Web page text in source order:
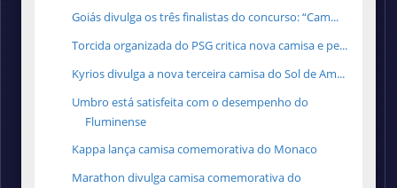
Goiás divulga os três finalistas do concurso: “Cam...
Torcida organizada do PSG critica nova camisa e pe...
Kyrios divulga a nova terceira camisa do Sol de Am...
Umbro está satisfeita com o desempenho do
Fluminense
Kappa lança camisa comemorativa do Monaco
Marathon divulga camisa comemorativa do